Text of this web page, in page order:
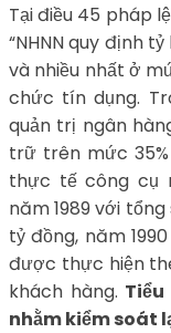
Tại điều 45 pháp
“NHNN quy định
và nhiều nhất ở
chức tín dụng.
quản trị ngân
trữ trên mức
thực tế công cụ
năm 1989 với
tỷ đồng, năm
được thực hiện
khách hàng.
nhằm kiểm soát